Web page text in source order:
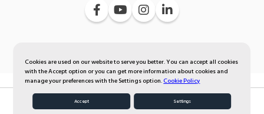
Cookies are used on our website to serve you better. You can accept all cookies
with the Accept option or you can get more information about cookies and
manage your preferences with the Settings option.Cookie Policy
Accept Settings
Homepage My Favorites Member Log In